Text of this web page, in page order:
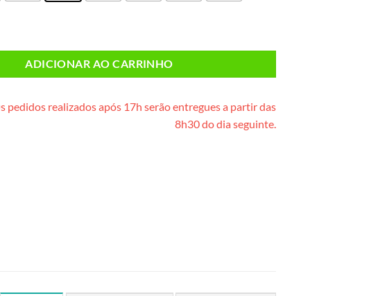
ADICIONAR AO CARRINHO
pedidos realizados após 17h serão entregues a partir das
8h30 do dia seguinte.